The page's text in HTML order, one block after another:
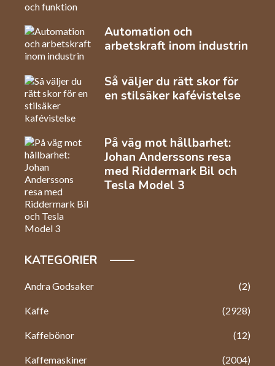
Automation och
arbetskraft inom industrin
Så väljer du rätt skor för
en stilsäker kafévistelse
På väg mot hållbarhet:
Johan Anderssons resa
med Riddermark Bil och
Tesla Model 3
KATEGORIER
Andra Godsaker (2)
Kaffe (2928)
Kaffebönor (12)
Kaffemaskiner (2004)